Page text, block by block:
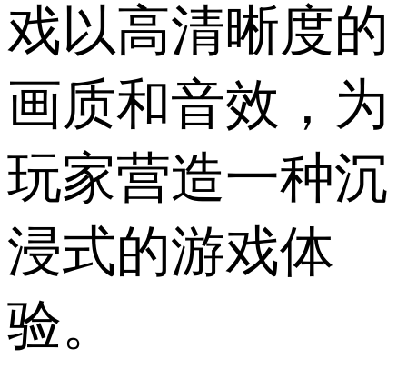
戏以高清晰度的
画质和音效，为
玩家营造一种沉
浸式的游戏体
验。